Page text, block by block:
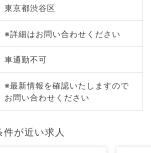
東京都渋谷区
※詳細はお問い合わせください
車通勤不可
※最新情報を確認いたしますので
お問い合わせください
が近い求人